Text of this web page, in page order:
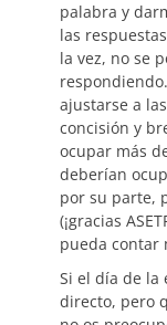
palabra y
las
la vez, no se
ajustarse a
concisión y
ocupar más
deberían
por su parte,
(¡gracias
pueda contar
Si el día de la
directo, pero